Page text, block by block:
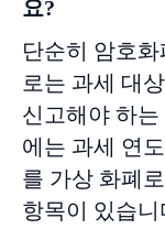
요?
단순히 암호
로는 과세 대
신고해야 하는
에는 과세 연
를 가상 화폐
항목이 있습